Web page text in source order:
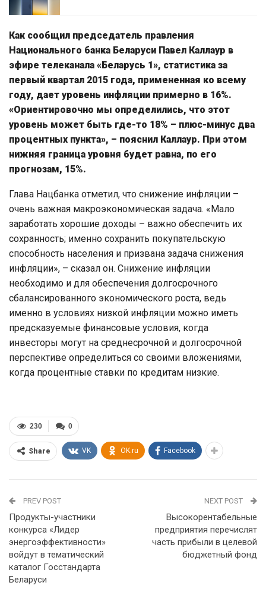
Как сообщил председатель правления
Национального банка Беларуси Павел Каллаур в
эфире телеканала «Беларусь 1», статистика за
первый квартал 2015 года, примененная ко всему
году, дает уровень инфляции примерно в 16%.
«Ориентировочно мы определились, что этот
уровень может быть где-то 18% – плюс-минус два
процентных пункта», – пояснил Каллаур. При этом
нижняя граница уровня будет равна, по его
прогнозам, 15%.
Глава Нацбанка отметил, что снижение инфляции –
очень важная макроэкономическая задача. «Мало
заработать хорошие доходы – важно обеспечить их
сохранность; именно сохранить покупательскую
способность населения и призвана задача снижения
инфляции», – сказал он. Снижение инфляции
необходимо и для обеспечения долгосрочного
сбалансированного экономического роста, ведь
именно в условиях низкой инфляции можно иметь
предсказуемые финансовые условия, когда
инвесторы могут на среднесрочной и долгосрочной
перспективе определиться со своими вложениями,
когда процентные ставки по кредитам низкие.
0
230
Share VK OK.ru Facebook
PREV POST
Продукты-участники
конкурса «Лидер
энергоэффективности»
войдут в тематический
каталог Госстандарта
Беларуси
NEXT POST
Высокорентабельные
предприятия перечислят
часть прибыли в целевой
бюджетный фонд